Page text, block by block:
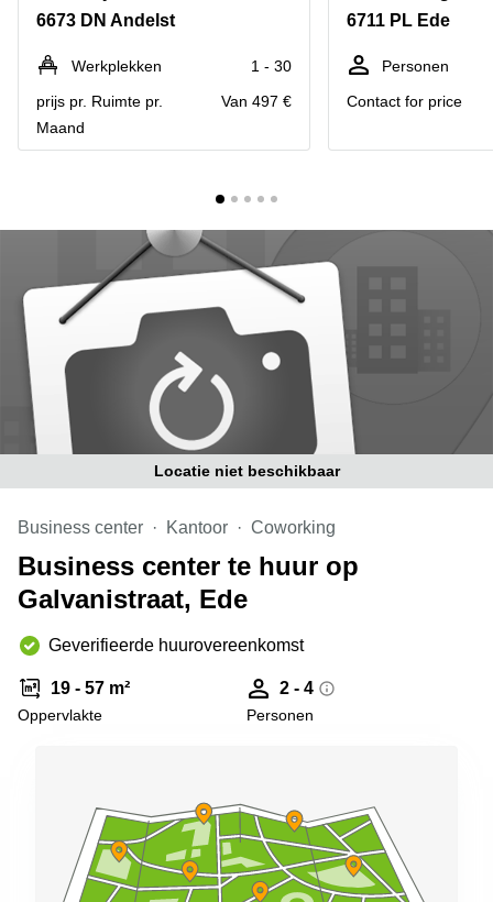
Hengelo
Hilversum
Hoofddorp
Deventer
Zwolle
Amsterdam
Reeuwijk
Business
Arnhem
Hilversum
Business
Haag
Coworking
space
Breda
Coworking
in Arnhem
Coworking
Hilversum
Coworking
space
Zwolle
Kantoor
Hengelo
6673 DN Andelst
Werkplekken
1 - 30
prijs pr. Ruimte pr.
Maand
Van 497 €
6711 PL Ede
Personen
Contact for price
Locatie niet beschikbaar
Business center Kantoor Coworking
Business center te huur op
Galvanistraat, Ede
Geverifieerde huurovereenkomst
19 - 57 m²
Oppervlakte
2 - 4
Personen